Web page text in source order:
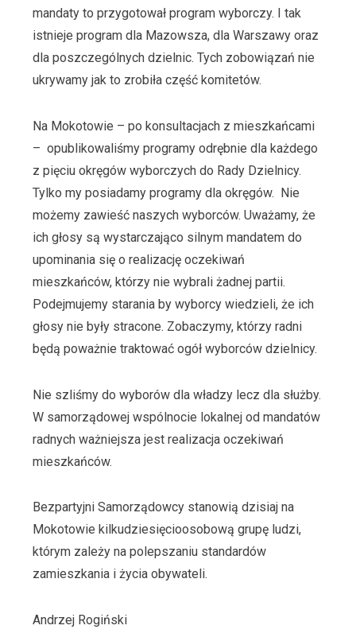
mandaty to przygotował program wyborczy. I tak
istnieje program dla Mazowsza, dla Warszawy oraz
dla poszczególnych dzielnic. Tych zobowiązań nie
ukrywamy jak to zrobiła część komitetów.
Na Mokotowie – po konsultacjach z mieszkańcami
– opublikowaliśmy programy odrębnie dla każdego
z pięciu okręgów wyborczych do Rady Dzielnicy.
Tylko my posiadamy programy dla okręgów. Nie
możemy zawieść naszych wyborców. Uważamy, że
ich głosy są wystarczająco silnym mandatem do
upominania się o realizację oczekiwań
mieszkańców, którzy nie wybrali żadnej partii.
Podejmujemy starania by wyborcy wiedzieli, że ich
głosy nie były stracone. Zobaczymy, którzy radni
będą poważnie traktować ogół wyborców dzielnicy.
Nie szliśmy do wyborów dla władzy lecz dla służby.
W samorządowej wspólnocie lokalnej od mandatów
radnych ważniejsza jest realizacja oczekiwań
mieszkańców.
Bezpartyjni Samorządowcy stanowią dzisiaj na
Mokotowie kilkudziesięcioosobową grupę ludzi,
którym zależy na polepszaniu standardów
zamieszkania i życia obywateli.
Andrzej Rogiński